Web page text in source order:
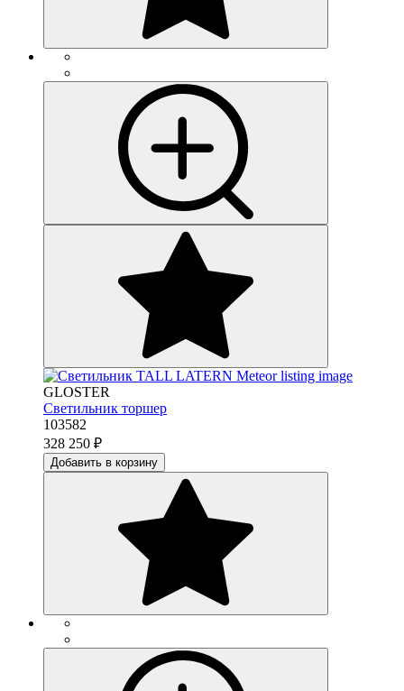
GLOSTER
Светильник торшер
103582
328 250 ₽
Добавить в корзину